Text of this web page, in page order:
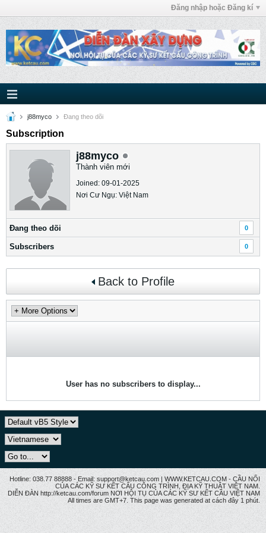
Đăng nhập hoặc Đăng kí
j88myco Ðang theo dõi
Subscription
j88myco
Thành viên mới
Joined: 09-01-2025
Nơi Cư Ngụ: Việt Nam
Ðang theo dõi 0
Subscribers 0
Back to Profile
User has no subscribers to display...
Hotline: 038.77 88888 - Email: support@ketcau.com | WWW.KETCAU.COM - CẦU NỐI
CỦA CÁC KỸ SƯ KẾT CẤU CÔNG TRÌNH, ĐỊA KỸ THUẬT VIỆT NAM.
DIỄN ĐÀN http://ketcau.com/forum NƠI HỘI TỤ CỦA CÁC KỸ SƯ KẾT CÂU VIỆT NAM
All times are GMT+7. This page was generated at cách đây 1 phút.